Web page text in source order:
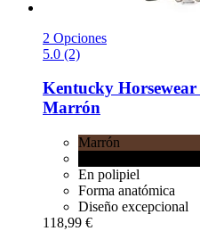
2 Opciones
5.0 (2)
Kentucky Horsewear
Marrón
Marrón
En polipiel
Forma anatómica
Diseño excepcional
118,99 €